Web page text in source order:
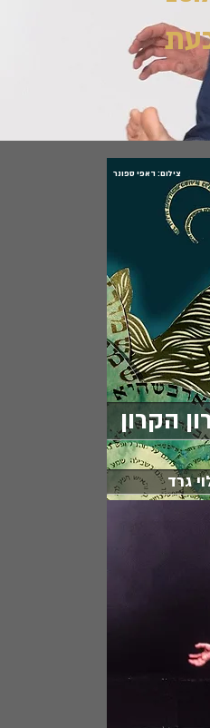
גרד
צילום: דאפי ספונר